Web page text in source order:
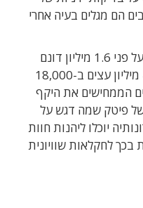
הם מגלים בעיה אחרי
הפלטפורמה של פיטק פרוסה כיום על פני 1.6 מיליון דונם
(402,426 אקרים) והיא מנטרת 43 מיליון עצים ב-18,000
הממחישים את היקף
פיטק שמה דגש על
יוכלו ליהנות חוות
בכך לחקלאות שוויונית